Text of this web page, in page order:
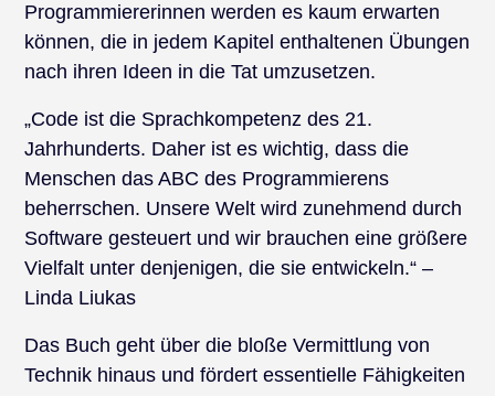
Programmiererinnen werden es kaum erwarten
können, die in jedem Kapitel enthaltenen Übungen
nach ihren Ideen in die Tat umzusetzen.
„Code ist die Sprachkompetenz des 21.
Jahrhunderts. Daher ist es wichtig, dass die
Menschen das ABC des Programmierens
beherrschen. Unsere Welt wird zunehmend durch
Software gesteuert und wir brauchen eine größere
Vielfalt unter denjenigen, die sie entwickeln.“ –
Linda Liukas
Das Buch geht über die bloße Vermittlung von
Technik hinaus und fördert essentielle Fähigkeiten